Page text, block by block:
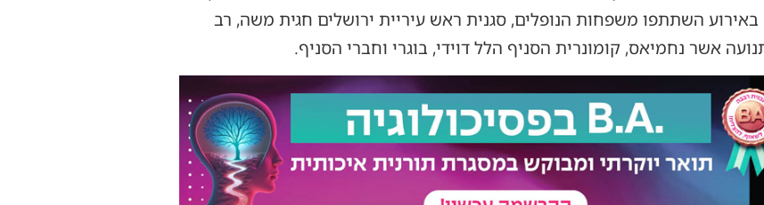
השתתפו משפחות הנופלים, סגנית ראש עיריית ירושלים חגית משה, רב
אשר נחמיאס, קומונרית הסניף הלל דוידי, בוגרי וחברי הסניף.